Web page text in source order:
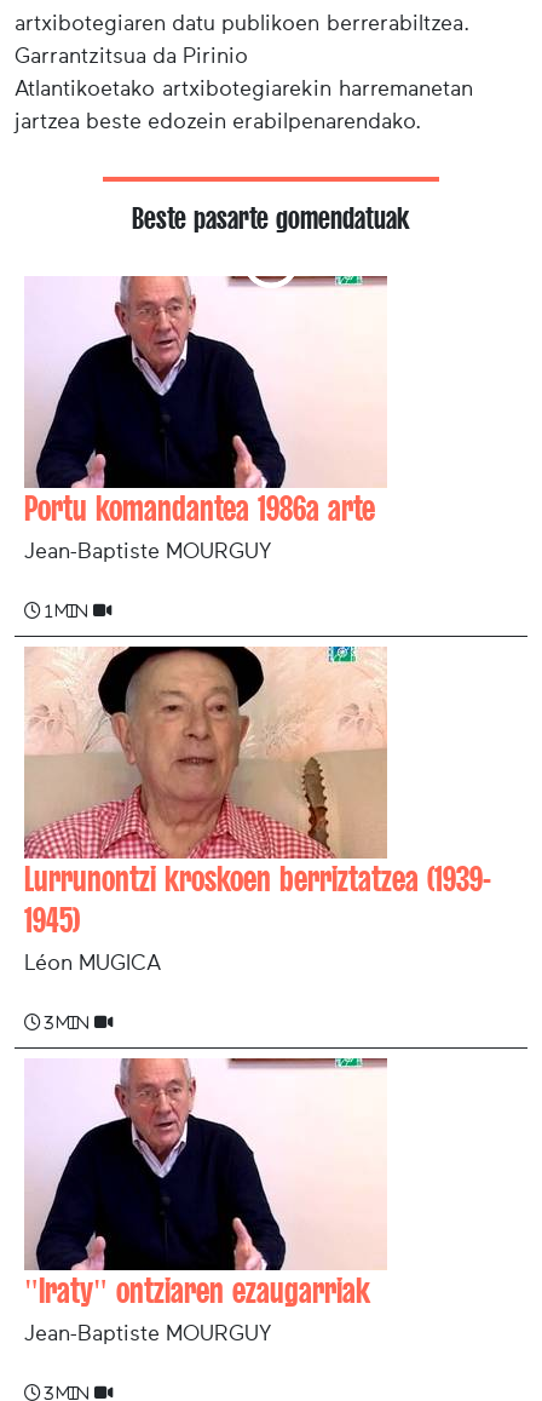
artxibotegiaren datu publikoen berrerabiltzea.
Garrantzitsua da Pirinio
Atlantikoetako artxibotegiarekin harremanetan
jartzea beste edozein erabilpenarendako.
Beste pasarte gomendatuak
Portu komandantea 1986a arte
Jean-Baptiste MOURGUY
1 min
Lurrunontzi kroskoen berriztatzea (1939-
1945)
Léon MUGICA
3 min
"Iraty" ontziaren ezaugarriak
Jean-Baptiste MOURGUY
3 min